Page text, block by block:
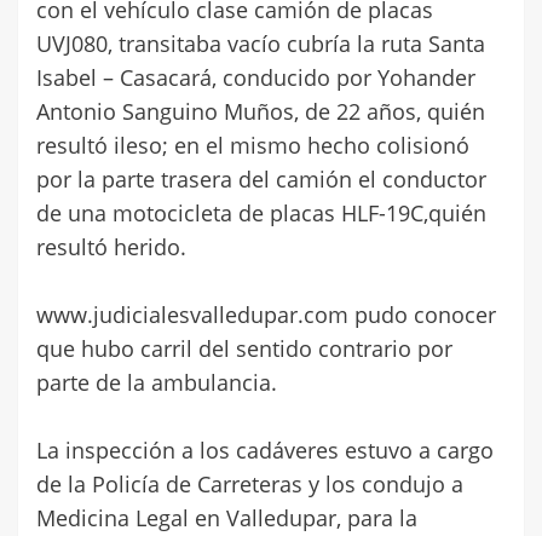
con el vehículo clase camión de placas
UVJ080, transitaba vacío cubría la ruta Santa
Isabel – Casacará, conducido por Yohander
Antonio Sanguino Muños, de 22 años, quién
resultó ileso; en el mismo hecho colisionó
por la parte trasera del camión el conductor
de una motocicleta de placas HLF-19C,quién
resultó herido.
www.judicialesvalledupar.com pudo conocer
que hubo carril del sentido contrario por
parte de la ambulancia.
La inspección a los cadáveres estuvo a cargo
de la Policía de Carreteras y los condujo a
Medicina Legal en Valledupar, para la